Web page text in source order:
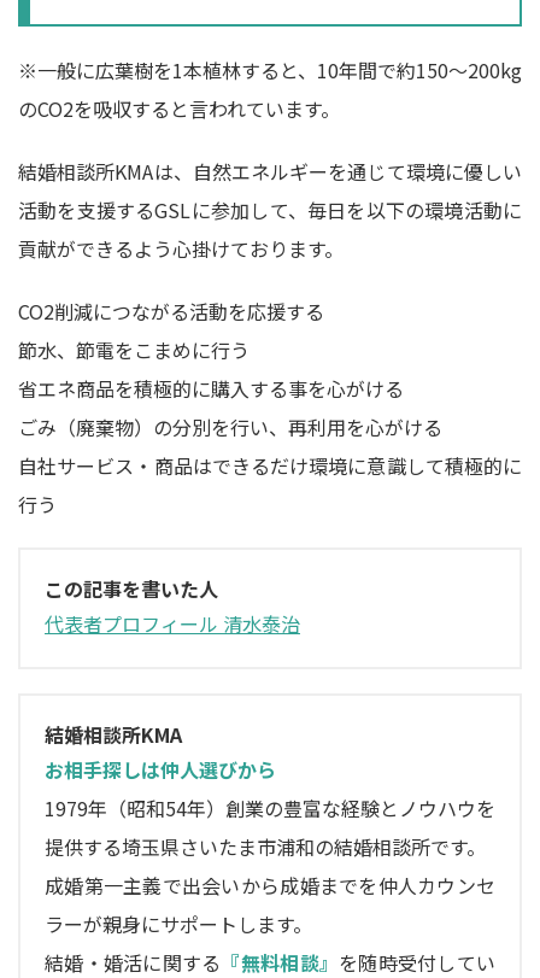
※一般に広葉樹を1本植林すると、10年間で約150～200kg
のCO2を吸収すると言われています。
結婚相談所KMAは、自然エネルギーを通じて環境に優しい
活動を支援するGSLに参加して、毎日を以下の環境活動に
貢献ができるよう心掛けております。
CO2削減につながる活動を応援する
節水、節電をこまめに行う
省エネ商品を積極的に購入する事を心がける
ごみ（廃棄物）の分別を行い、再利用を心がける
自社サービス・商品はできるだけ環境に意識して積極的に
行う
この記事を書いた人
代表者プロフィール 清水泰治
結婚相談所KMA
お相手探しは仲人選びから
1979年（昭和54年）創業の豊富な経験とノウハウを
提供する埼玉県さいたま市浦和の結婚相談所です。
成婚第一主義で出会いから成婚までを仲人カウンセ
ラーが親身にサポートします。
結婚・婚活に関する 『無料相談』 を随時受付してい